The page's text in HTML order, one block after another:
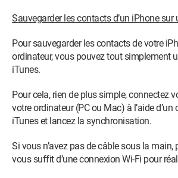
Sauvegarder les contacts d’un iPhone sur
Pour sauvegarder les contacts de votre
ordinateur, vous pouvez tout simplement
iTunes.
Pour cela, rien de plus simple, connectez
votre ordinateur (PC ou Mac) à l’aide d’un
iTunes et lancez la synchronisation.
Si vous n’avez pas de câble sous la main,
vous suffit d’une connexion Wi-Fi pour